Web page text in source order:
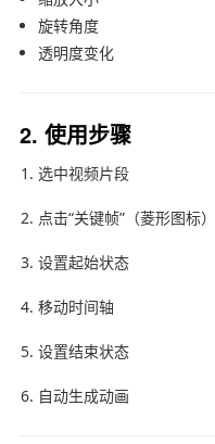
旋转角度
透明度变化
2. 使用步骤
选中视频片段
点击“关键帧”（菱形图标）
设置起始状态
移动时间轴
设置结束状态
自动生成动画